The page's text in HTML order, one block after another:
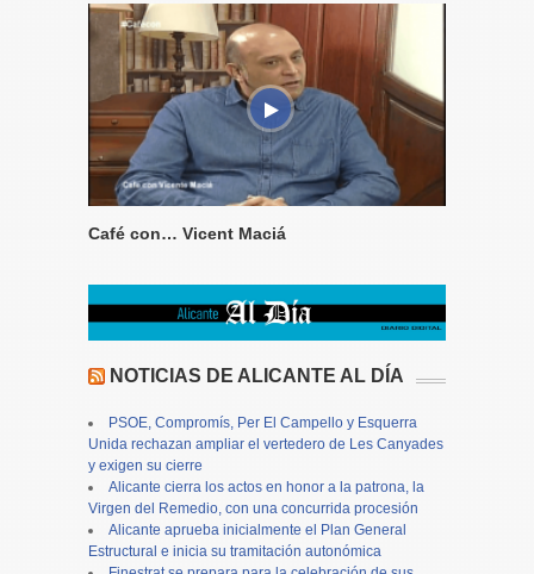
Café con… Vicent Maciá
NOTICIAS DE ALICANTE AL DÍA
PSOE, Compromís, Per El Campello y Esquerra
Unida rechazan ampliar el vertedero de Les Canyades
y exigen su cierre
Alicante cierra los actos en honor a la patrona, la
Virgen del Remedio, con una concurrida procesión
Alicante aprueba inicialmente el Plan General
Estructural e inicia su tramitación autonómica